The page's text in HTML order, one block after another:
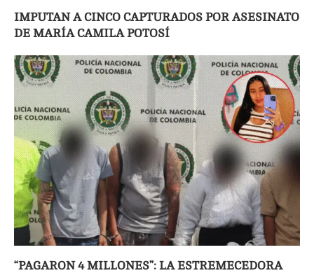
IMPUTAN A CINCO CAPTURADOS POR ASESINATO
DE MARÍA CAMILA POTOSÍ
“PAGARON 4 MILLONES”: LA ESTREMECEDORA